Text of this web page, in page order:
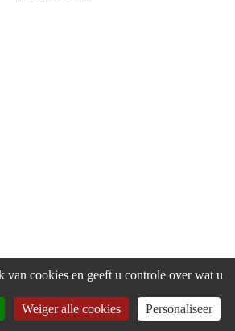
van cookies en geeft u controle over wat u
Weiger alle cookies Personaliseer